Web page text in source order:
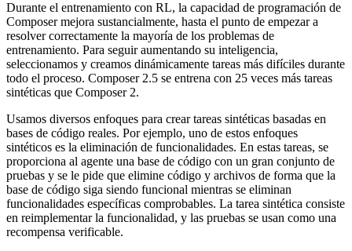
Durante el entrenamiento con RL, la capacidad de programación de
Composer mejora sustancialmente, hasta el punto de empezar a
resolver correctamente la mayoría de los problemas de
entrenamiento. Para seguir aumentando su inteligencia,
seleccionamos y creamos dinámicamente tareas más difíciles durante
todo el proceso. Composer 2.5 se entrena con 25 veces más tareas
sintéticas que Composer 2.
Usamos diversos enfoques para crear tareas sintéticas basadas en
bases de código reales. Por ejemplo, uno de estos enfoques
sintéticos es la eliminación de funcionalidades. En estas tareas, se
proporciona al agente una base de código con un gran conjunto de
pruebas y se le pide que elimine código y archivos de forma que la
base de código siga siendo funcional mientras se eliminan
funcionalidades específicas comprobables. La tarea sintética consiste
en reimplementar la funcionalidad, y las pruebas se usan como una
recompensa verificable.